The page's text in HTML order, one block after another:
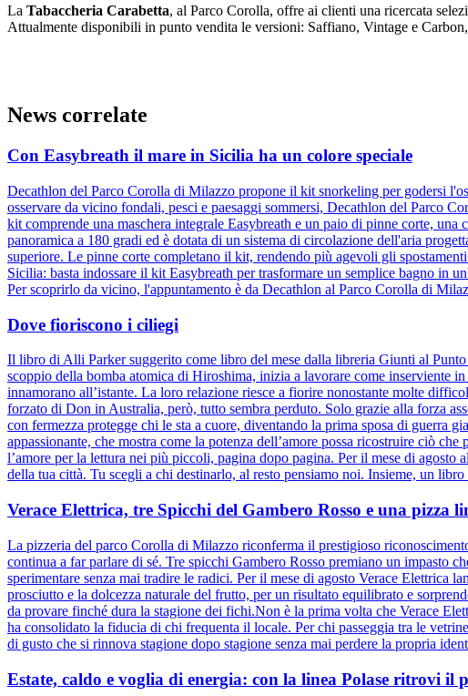
La Tabaccheria Carabetta, al Parco Corolla, offre ai clienti una ricercata
Attualmente disponibili in punto vendita le versioni: Saffiano, Vintage e
News correlate
Con Easybreath il mare in Sicilia ha un colore speciale
Decathlon del Parco Corolla di Milazzo propone il kit snorkeling per godersi
osservare da vicino fondali, pesci e paesaggi sommersi, Decathlon del Parco
kit comprende una maschera integrale Easybreath e un paio di pinne corte,
panoramica a 180 gradi ed è dotata di un sistema di circolazione dell'aria
superiore. Le pinne corte completano il kit, rendendo più agevoli gli
Sicilia: basta indossare il kit Easybreath per trasformare un semplice bagno in
Per scoprirlo da vicino, l'appuntamento è da Decathlon al Parco Corolla di
Dove fioriscono i ciliegi
Il libro di Alli Parker suggerito come libro del mese dalla libreria Giunti al
scoppio della bomba atomica di Hiroshima, inizia a lavorare come inserviente
innamorano all’istante. La loro relazione riesce a fiorire nonostante molte
forzato di Don in Australia, però, tutto sembra perduto. Solo grazie alla forza
con fermezza protegge chi le sta a cuore, diventando la prima sposa di guerra
appassionante, che mostra come la potenza dell’amore possa ricostruire ciò
l’amore per la lettura nei più piccoli, pagina dopo pagina. Per il mese di
della tua città. Tu scegli a chi destinarlo, al resto pensiamo noi. Insieme, un
Verace Elettrica, tre Spicchi del Gambero Rosso e una pizza
La pizzeria del parco Corolla di Milazzo riconferma il prestigioso
continua a far parlare di sé. Tre spicchi Gambero Rosso premiano un impasto
sperimentare senza mai tradire le radici. Per il mese di agosto Verace Elettrica
prosciutto e la dolcezza naturale del frutto, per un risultato equilibrato e
da provare finché dura la stagione dei fichi.Non è la prima volta che Verace
ha consolidato la fiducia di chi frequenta il locale. Per chi passeggia tra le
di gusto che si rinnova stagione dopo stagione senza mai perdere la propria
Estate, caldo e voglia di energia: con la linea Polase ritrovi il